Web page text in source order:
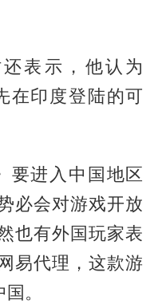
表示，他认为
在印度登陆的可
要进入中国地区
必会对游戏开放
也有外国玩家表
易代理，这款游
。